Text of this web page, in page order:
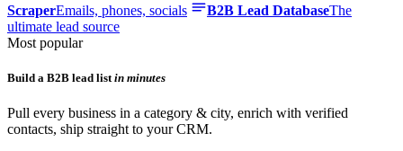
ScraperEmails, phones, socials B2B Lead DatabaseThe
ultimate lead source
Most popular
Build a B2B lead listin minutes
Pull every business in a category & city, enrich with verified
contacts, ship straight to your CRM.